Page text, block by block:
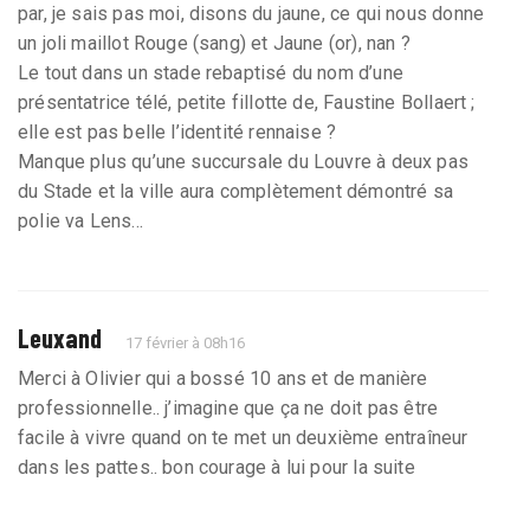
par, je sais pas moi, disons du jaune, ce qui nous donne
un joli maillot Rouge (sang) et Jaune (or), nan ?
Le tout dans un stade rebaptisé du nom d’une
présentatrice télé, petite fillotte de, Faustine Bollaert ;
elle est pas belle l’identité rennaise ?
Manque plus qu’une succursale du Louvre à deux pas
du Stade et la ville aura complètement démontré sa
polie va Lens...
Leuxand 17 février à 08h16
Merci à Olivier qui a bossé 10 ans et de manière
professionnelle.. j’imagine que ça ne doit pas être
facile à vivre quand on te met un deuxième entraîneur
dans les pattes.. bon courage à lui pour la suite